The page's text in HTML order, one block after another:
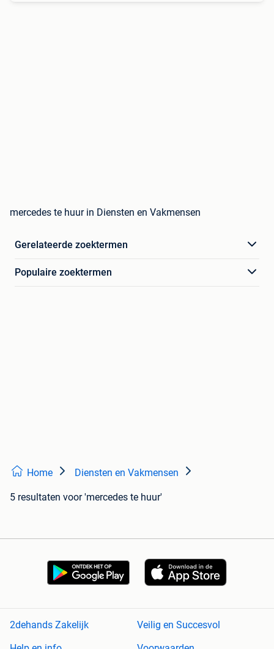
mercedes te huur in Diensten en Vakmensen
Gerelateerde zoektermen
Populaire zoektermen
Home Diensten en Vakmensen
5 resultaten voor 'mercedes te huur'
2dehands Zakelijk
Veilig en Succesvol